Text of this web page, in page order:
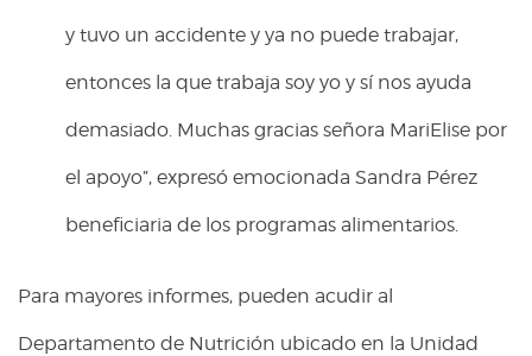
y tuvo un accidente y ya no puede trabajar,
entonces la que trabaja soy yo y sí nos ayuda
demasiado. Muchas gracias señora MariElise por
el apoyo”, expresó emocionada Sandra Pérez
beneficiaria de los programas alimentarios.
Para mayores informes, pueden acudir al
Departamento de Nutrición ubicado en la Unidad